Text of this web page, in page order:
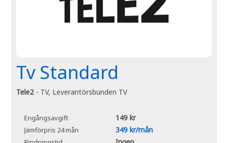
Tv Standard
Tele2- TV, Leverantörsbunden TV
Engångsavgift 149 kr
Jämförpris 24 mån 349 kr/mån